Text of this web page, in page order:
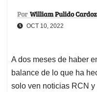
Por William Pulido
OCT 10, 2022
A dos meses de haber
balance de lo que ha
solo ven noticias RCN y